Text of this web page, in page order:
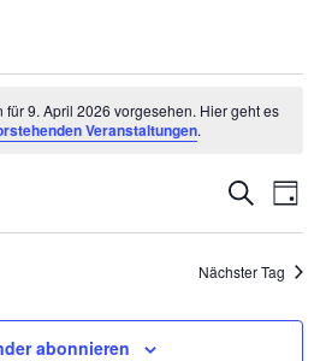
für 9. April 2026 vorgesehen. Hier geht es
Veranstaltungen.
und
SucheTag
Nächster Tag
abonnieren